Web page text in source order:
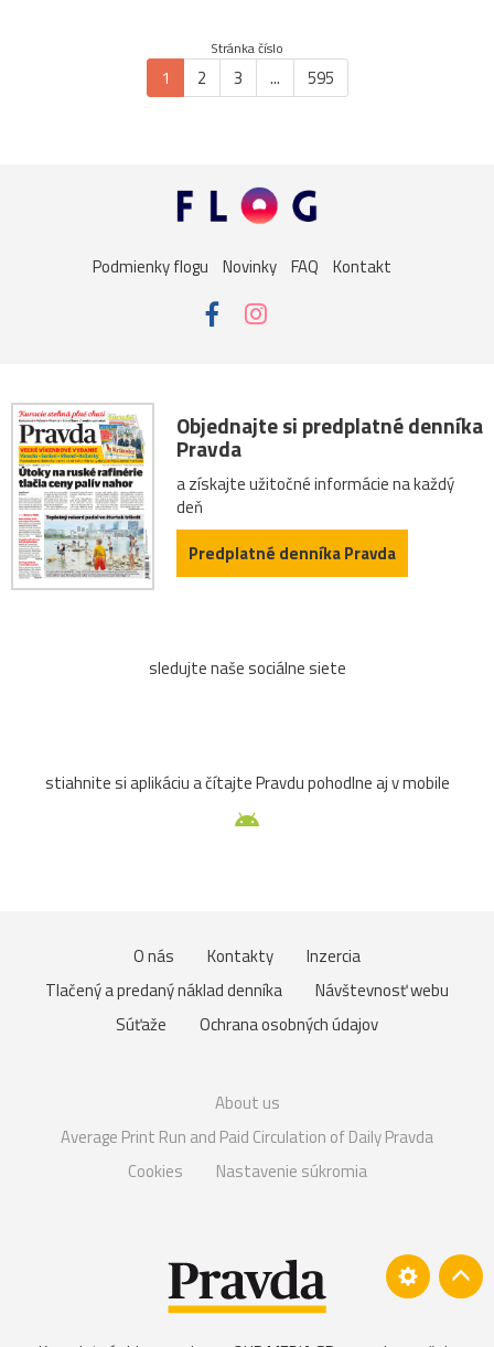
Stránka číslo
1 2 3 ... 595
Podmienky flogu Novinky FAQ Kontakt
Objednajte si predplatné denníka
Pravda
a získajte užitočné informácie na každý
deň
Predplatné denníka Pravda
sledujte naše sociálne siete
stiahnite si aplikáciu a čítajte Pravdu pohodlne aj v mobile
O nás Kontakty
Inzercia
Tlačený a predaný náklad denníka
Návštevnosť webu
Súťaže
Ochrana osobných údajov
About us
Average Print Run and Paid Circulation of Daily Pravda
Cookies
Nastavenie súkromia